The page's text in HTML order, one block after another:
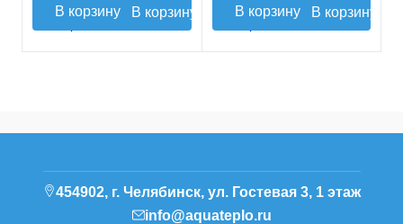
В корзину В корзину
454902, г. Челябинск, ул. Гостевая 3, 1 этаж
info@aquateplo.ru